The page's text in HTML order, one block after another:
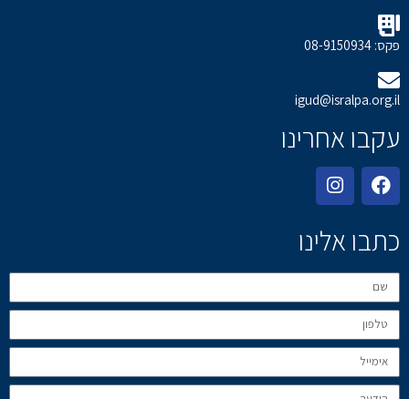
פקס: 08-9150934
igud@isralpa.org.il
עקבו אחרינו
כתבו אלינו